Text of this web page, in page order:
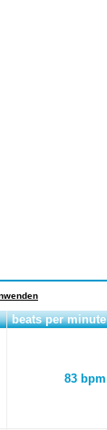
beats per minute
83 bpm